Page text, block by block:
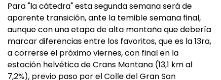
Para "la cátedra" esta segunda semana será de
aparente transición, ante la temible semana final,
aunque con una etapa de alta montaña que debería
marcar diferencias entre los favoritos, que es la 13ra,
a correrse el próximo viernes, con final en la
estación helvética de Crans Montana (13,1 km al
7,2%), previo paso por el Colle del Gran San